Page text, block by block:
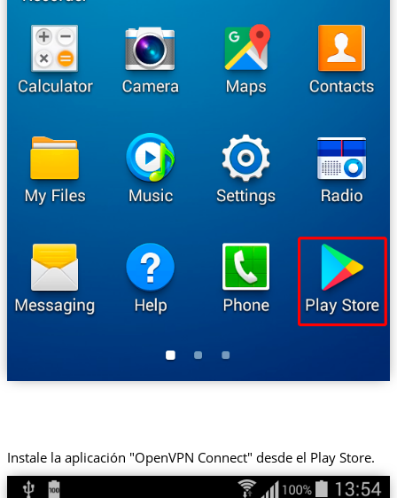
Instale la aplicación "OpenVPN Connect" desde el Play Store.